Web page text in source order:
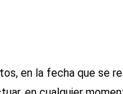
en la fecha que se